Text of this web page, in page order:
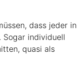
dass jeder in
Sogar individuell
quasi als